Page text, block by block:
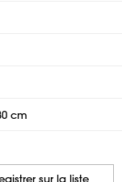
cm
sur la liste